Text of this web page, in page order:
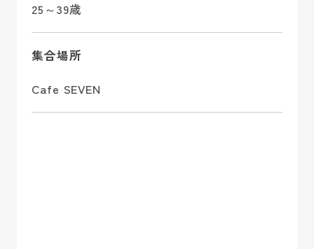
25～39歳
集合場所
Cafe SEVEN